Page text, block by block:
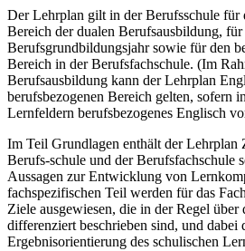
Der Lehrplan gilt in der Berufsschule für
Bereich der dualen Berufsausbildung, für
Berufsgrundbildungsjahr sowie für den
Bereich in der Berufsfachschule. (Im
Berufsausbildung kann der Lehrplan
berufsbezogenen Bereich gelten, sofern
Lernfeldern berufsbezogenes Englisch
Im Teil Grundlagen enthält der Lehrplan
Berufs-schule und der Berufsfachschule
Aussagen zur Entwicklung von
fachspezifischen Teil werden für das
Ziele ausgewiesen, die in der Regel über
differenziert beschrieben sind, und dabei
Ergebnisorientierung des schulischen